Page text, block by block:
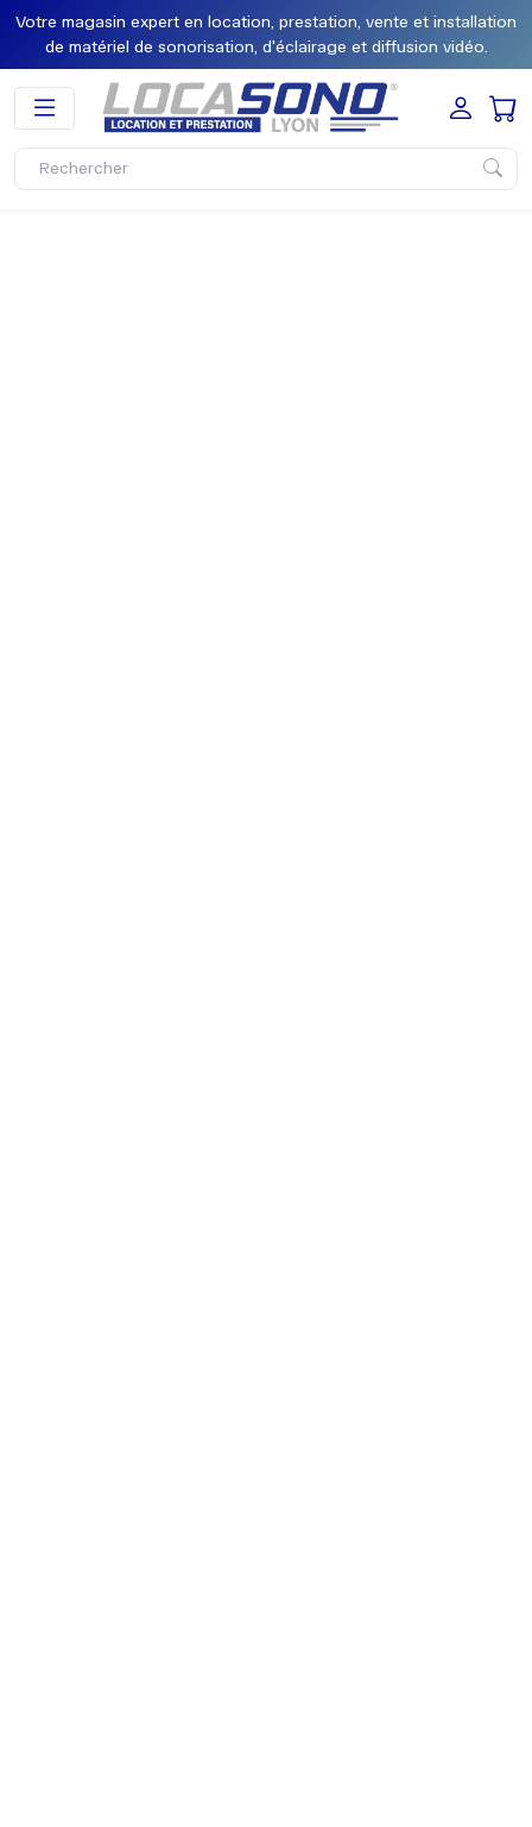
Votre magasin expert en location, prestation, vente et installation
de matériel de sonorisation, d'éclairage et diffusion vidéo.